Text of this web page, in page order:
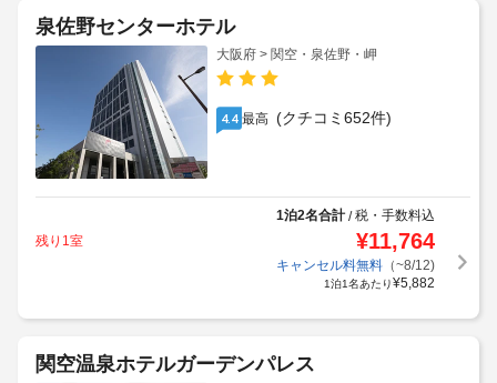
泉佐野センターホテル
大阪府 > 関空・泉佐野・岬
4.4 最高 (クチコミ652件)
1泊2名合計/税・手数料込
残り1室
¥11,764
キャンセル料無料（~8/12)
1泊1名あたり¥5,882
関空温泉ホテルガーデンパレス